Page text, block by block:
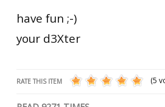
have fun ;-)
your d3Xter
RATE THIS ITEM (5